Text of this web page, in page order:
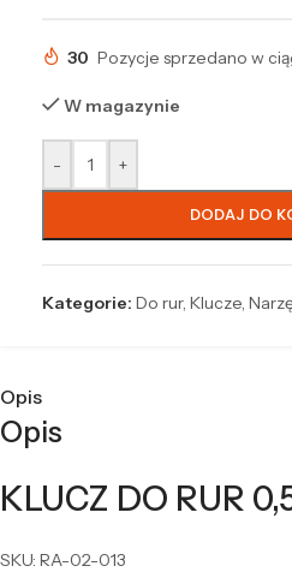
30 Pozycje sprzedano w
W magazynie
- +
DODAJ DO
Kategorie: Do rur, Klucze,
Opis
Opis
KLUCZ DO RUR
SKU: RA-02-013